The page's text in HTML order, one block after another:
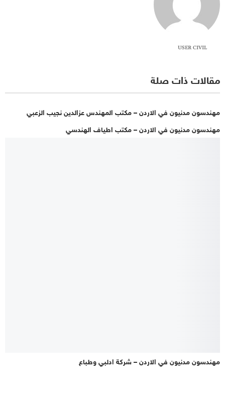
USER CIVIL
مقالات ذات صلة
مهندسون مدنيون في الاردن – مكتب المهندس عزالدين نجيب الزعبي
مهندسون مدنيون في الاردن – مكتب اطياف الهندسي
مهندسون مدنيون في الاردن – شركة ادلبي وطباع